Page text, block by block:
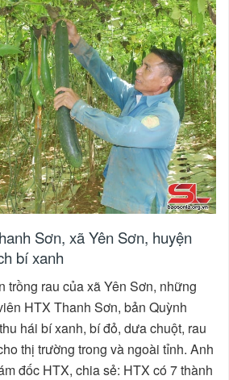
Sơn, xã Yên Sơn, huyện
bí xanh
trồng rau của xã Yên Sơn, những
HTX Thanh Sơn, bản Quỳnh
hái bí xanh, bí đỏ, dưa chuột, rau
thị trường trong và ngoài tỉnh. Anh
đốc HTX, chia sẻ: HTX có 7 thành